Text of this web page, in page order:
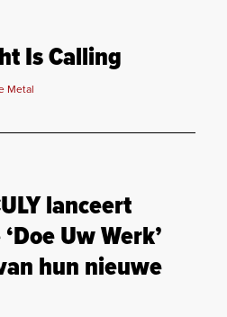
Is Calling
Metal
lanceert
Uw Werk’
hun nieuwe